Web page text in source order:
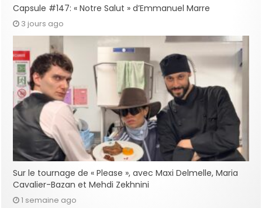
Capsule #147: « Notre Salut » d’Emmanuel Marre
3 jours ago
Sur le tournage de « Please », avec Maxi Delmelle, Maria
Cavalier-Bazan et Mehdi Zekhnini
1 semaine ago